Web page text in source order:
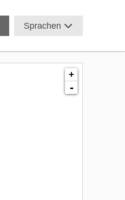
Sprachen
+
-